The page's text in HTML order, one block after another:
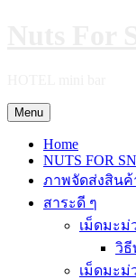
Menu
Home
NUTS FOR
ภาพจัดส่งสินค้
สาระดี ๆ
เม็ดมะม่
วิธี
เม็ดมะ